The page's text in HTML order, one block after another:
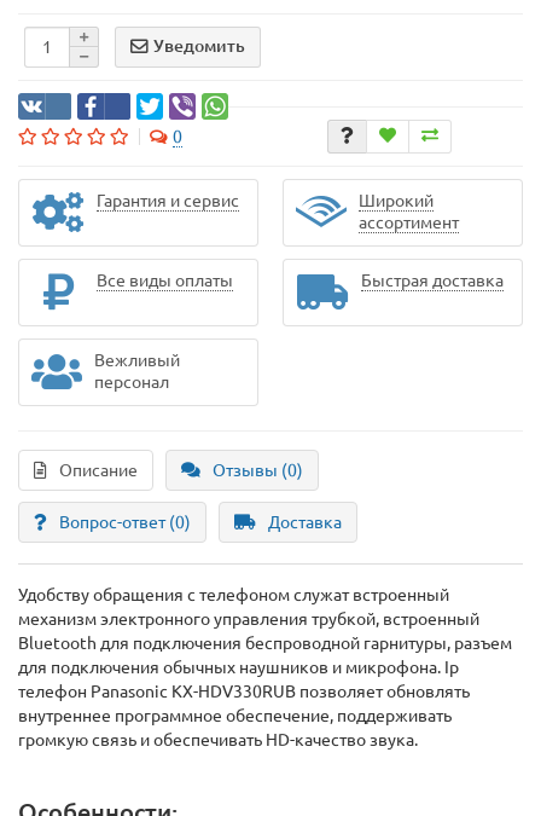
Уведомить
0
Гарантия и сервис
Широкий
ассортимент
Все виды оплаты Быстрая доставка
Вежливый
персонал
Описание Отзывы (0)
Вопрос-ответ(0) Доставка
Удобству обращения с телефоном служат встроенный
механизм электронного управления трубкой, встроенный
Bluetooth для подключения беспроводной гарнитуры, разъем
для подключения обычных наушников и микрофона. Ip
телефон Panasonic KX-HDV330RUB позволяет обновлять
внутреннее программное обеспечение, поддерживать
громкую связь и обеспечивать HD-качество звука.